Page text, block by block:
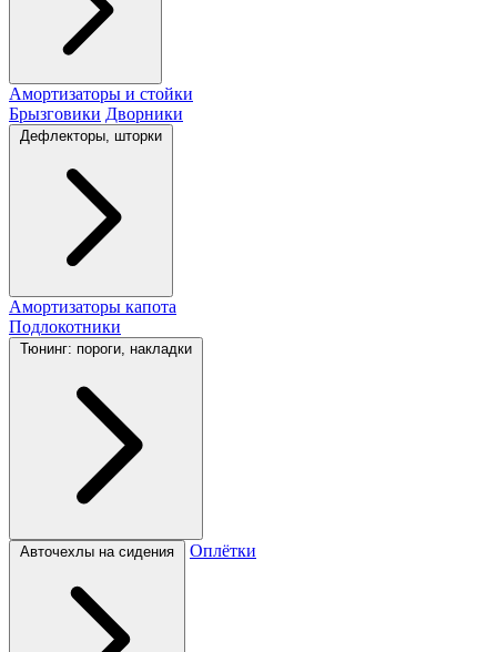
Амортизаторы и стойки
Брызговики Дворники
Дефлекторы, шторки
Амортизаторы капота
Подлокотники
Тюнинг: пороги, накладки
Авточехлы на сидения Оплётки